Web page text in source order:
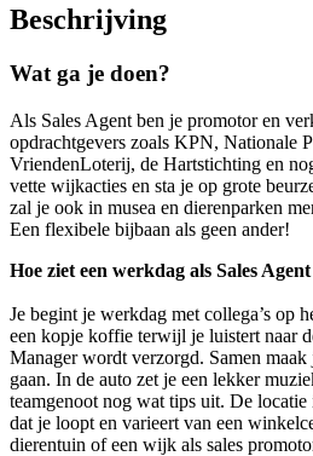
Beschrijving
Wat ga je doen?
Als Sales Agent ben je promotor en
opdrachtgevers zoals KPN, Nationale
VriendenLoterij, de Hartstichting en
vette wijkacties en sta je op grote
zal je ook in musea en dierenparken
Een flexibele bijbaan als geen ander!
Hoe ziet een werkdag als Sales
Je begint je werkdag met collega’s op
een kopje koffie terwijl je luistert naar
Manager wordt verzorgd. Samen
gaan. In de auto zet je een lekker
teamgenoot nog wat tips uit. De
dat je loopt en varieert van een
dierentuin of een wijk als sales